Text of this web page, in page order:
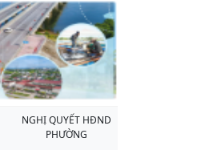
NGHỊ QUYẾT HĐND
PHƯỜNG